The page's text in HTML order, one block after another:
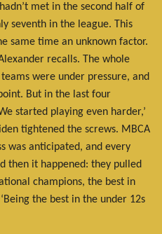
met in the second half of
seventh in the league. This
same time an unknown factor.
recalls. The whole
were under pressure, and
But in the last four
started playing even harder,’
tightened the screws. MBCA
was anticipated, and every
then it happened: they pulled
champions, the best in
the best in the under 12s